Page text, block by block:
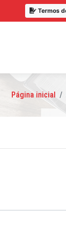
Termos
Página inicial